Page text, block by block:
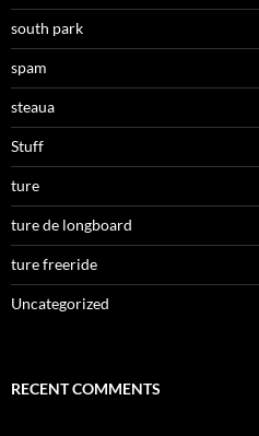
south park
spam
steaua
Stuff
ture
ture de longboard
ture freeride
Uncategorized
RECENT COMMENTS